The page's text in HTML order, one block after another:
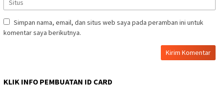
Simpan nama, email, dan situs web saya pada peramban ini untuk
komentar saya berikutnya.
KLIK INFO PEMBUATAN ID CARD